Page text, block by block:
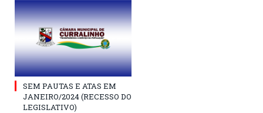
SEM PAUTAS E ATAS EM
JANEIRO/2024 (RECESSO DO
LEGISLATIVO)